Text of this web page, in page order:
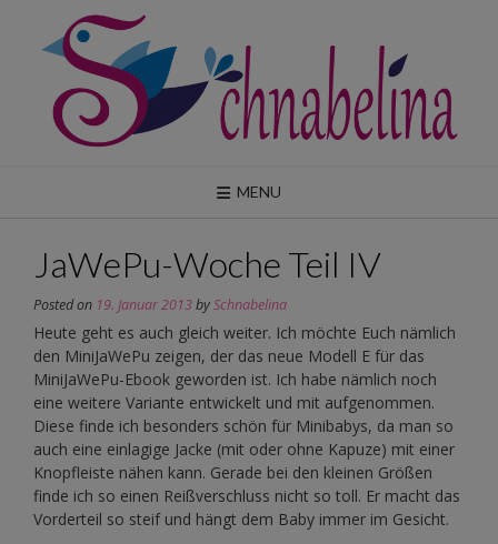
content
MENU
JaWePu-Woche Teil IV
Posted on 19. Januar 2013bySchnabelina
Heute geht es auch gleich weiter. Ich möchte Euch nämlich
den MiniJaWePu zeigen, der das neue Modell E für das
MiniJaWePu-Ebook geworden ist. Ich habe nämlich noch
eine weitere Variante entwickelt und mit aufgenommen.
Diese finde ich besonders schön für Minibabys, da man so
auch eine einlagige Jacke (mit oder ohne Kapuze) mit einer
Knopfleiste nähen kann. Gerade bei den kleinen Größen
finde ich so einen Reißverschluss nicht so toll. Er macht das
Vorderteil so steif und hängt dem Baby immer im Gesicht.